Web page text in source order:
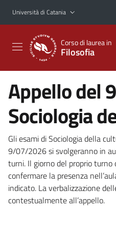
Vai al contenuto principale
Vai al menu di navigazione
Università di Catania
Corso di laurea in
Filosofia
Appello del
Sociologia
Gli esami di Sociologia della
9/07/2026 si svolgeranno in
turni. Il giorno del proprio
confermare la presenza
indicato. La verbalizzazione
contestualmente all’appello.